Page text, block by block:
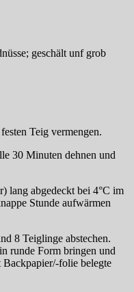
geschält unf grob
Teig vermengen.
30 Minuten dehnen und
lang abgedeckt bei 4°C im
Stunde aufwärmen
8 Teiglinge abstechen.
runde Form bringen und
folie belegte